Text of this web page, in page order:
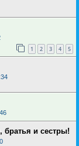
1 2 3 4 5
братья и сестры!